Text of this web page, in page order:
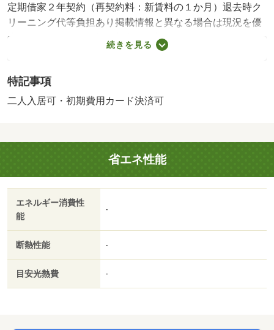
定期借家２年契約（再契約料：新賃料の１か月）退去時ク
リーニング代等負担あり掲載情報と異なる場合は現況を優
先します・賃貸保証等：加入要（初回１０％、月額１．２
５％、１年毎１万円）・鍵交換代：あり１６，５００円
（２，２００円／月）・駐輪場：有・仲介手数料：１．１
ヶ月
続きを見る
特記事項
二人入居可・初期費用カード決済可
省エネ性能
エネルギー消費性
能
-
断熱性能 -
目安光熱費 -